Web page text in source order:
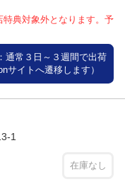
典対象外となります。予
通常３日～３週間で出荷
サイトへ遷移します）
1
在庫なし